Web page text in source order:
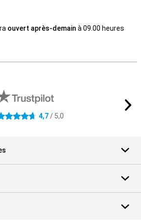
ouvert après-demain à 09.00 heures
étoiles 4,7/ 5,0